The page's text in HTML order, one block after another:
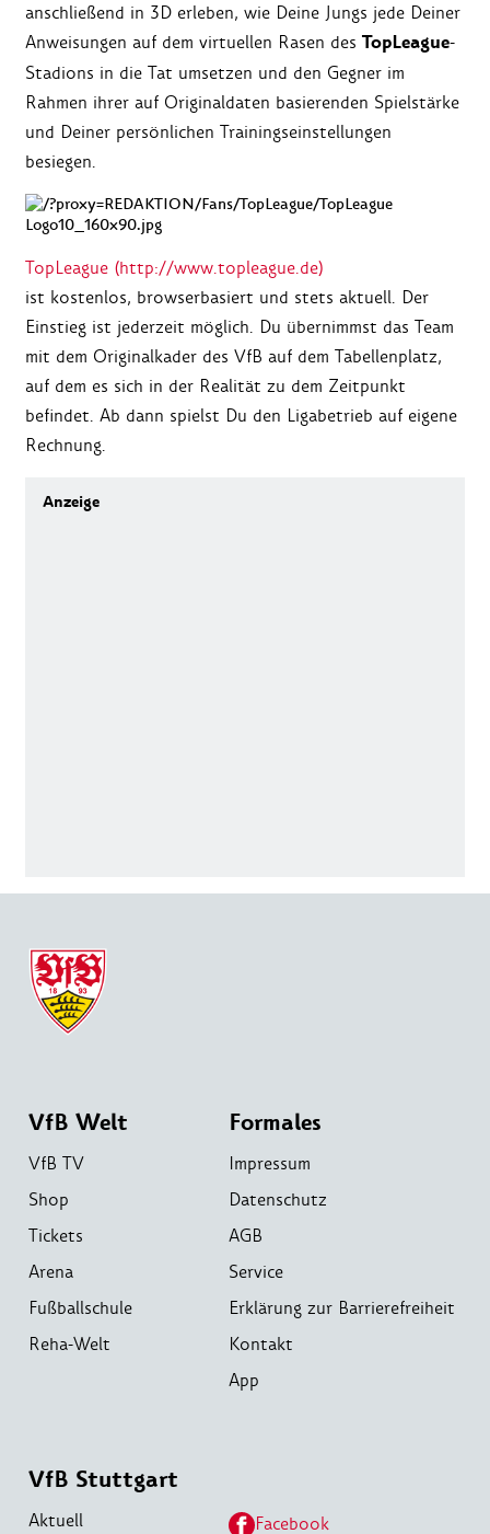
anschließend in 3D erleben, wie Deine Jungs jede Deiner
Anweisungen auf dem virtuellen Rasen des TopLeague-
Stadions in die Tat umsetzen und den Gegner im
Rahmen ihrer auf Originaldaten basierenden Spielstärke
und Deiner persönlichen Trainingseinstellungen
besiegen.
TopLeague (http://www.topleague.de)
ist kostenlos, browserbasiert und stets aktuell. Der
Einstieg ist jederzeit möglich. Du übernimmst das Team
mit dem Originalkader des VfB auf dem Tabellenplatz,
auf dem es sich in der Realität zu dem Zeitpunkt
befindet. Ab dann spielst Du den Ligabetrieb auf eigene
Rechnung.
VfB Welt
VfB TV
Shop
Tickets
Arena
Fußballschule
Reha-Welt
Formales
Impressum
Datenschutz
AGB
Service
Erklärung zur Barrierefreiheit
Kontakt
App
VfB Stuttgart
Aktuell Facebook